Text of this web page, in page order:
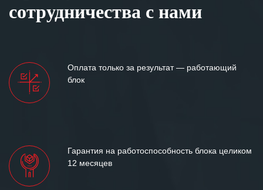
сотрудничества с нами
Оплата только за результат — работающий
блок
Гарантия на работоспособность блока целиком
12 месяцев